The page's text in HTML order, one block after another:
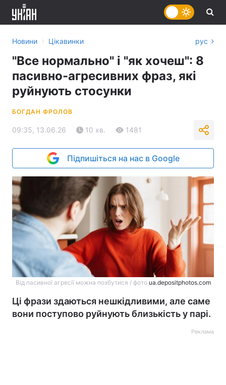
Новини › Цікавинки рус
"Все нормально" і "як хочеш": 8
пасивно-агресивних фраз, які
руйнують стосунки
БОГДАН ФРОЛОВ
09:35, 13.06.26 10 хв. 1481
Підпишіться на нас в Google
Від пасивної агресії можна позбутися / фото ua.depositphotos.com
Ці фрази здаються нешкідливими, але саме
вони поступово руйнують близькість у парі.
Реклама